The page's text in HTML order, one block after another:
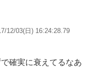
12/03(日) 16:24:28.79
確実に衰えてるなあ